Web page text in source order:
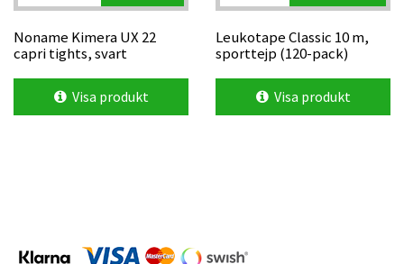
Noname Kimera UX 22
capri tights, svart
Visa produkt
Leukotape Classic 10 m,
sporttejp (120-pack)
Visa produkt